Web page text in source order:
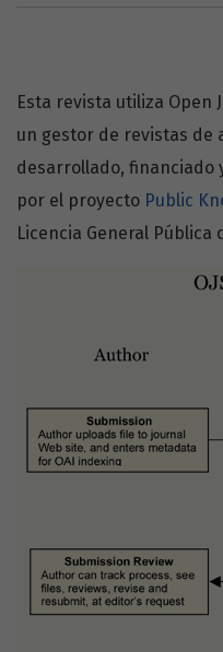
Esta revista utiliza Open
un gestor de revistas de
desarrollado,
por el proyecto Public
Licencia General Pública